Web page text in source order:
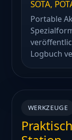
SOTA,
Portable
Logbuch
WERKZEUGE